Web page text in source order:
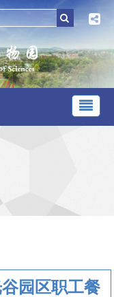
园区职工餐